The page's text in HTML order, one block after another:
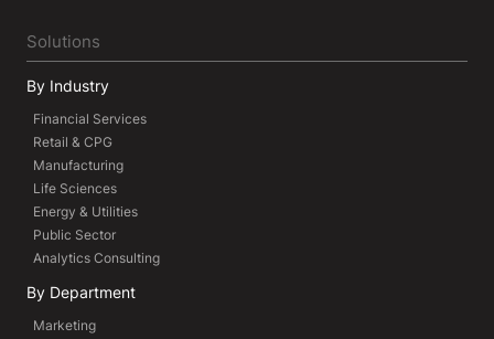
Solutions
By Industry
Financial Services
Retail & CPG
Manufacturing
Life Sciences
Energy & Utilities
Public Sector
Analytics Consulting
By Department
Marketing